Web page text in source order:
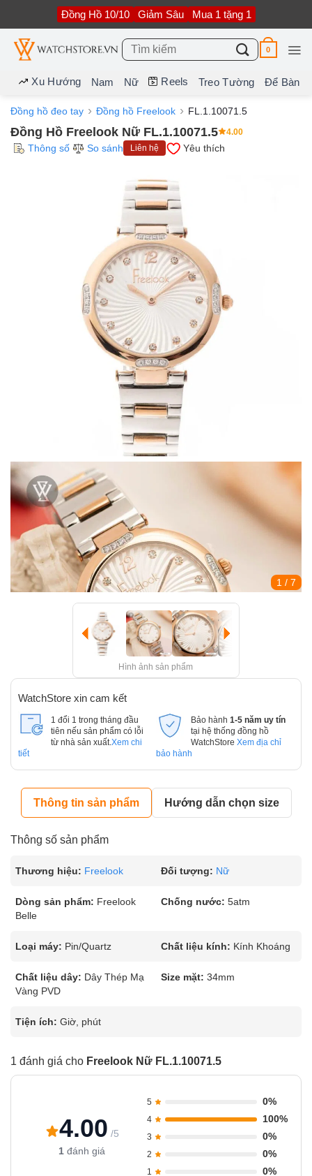
nội
dung
Đồng Hồ 10/10 Giảm Sâu Mua 1 tặng 1
Tìm
kiếm:
0
Xu Hướng Nam Nữ Reels Treo Tường Để Bàn
Đồng hồ đeo tay Đồng hồ Freelook FL.1.10071.5
Đồng Hồ Freelook Nữ FL.1.10071.5 4.00
Thông số So sánh Liên hệ Yêu thích
1 / 7
Hình ảnh sản phẩm
WatchStore xin cam kết
1 đổi 1 trong tháng đầu
tiên nếu sản phẩm có lỗi
từ nhà sản xuất. Xem chi
tiết
Bảo hành 1-5 năm uy tín
tại hệ thống đồng hồ
WatchStore Xem địa chỉ
bảo hành
Thông tin sản phẩm Hướng dẫn chọn size
Thông số sản phẩm
Thương hiệu: Freelook Đối tượng: Nữ
Dòng sản phẩm: Freelook
Belle
Chống nước: 5atm
Loại máy: Pin/Quartz Chất liệu kính: Kính Khoáng
Chất liệu dây: Dây Thép Mạ
Vàng PVD
Size mặt: 34mm
Tiện ích: Giờ, phút
1 đánh giá cho Freelook Nữ FL.1.10071.5
4.00 /5
1 đánh giá
5 0%
4 100%
3 0%
2 0%
1 0%